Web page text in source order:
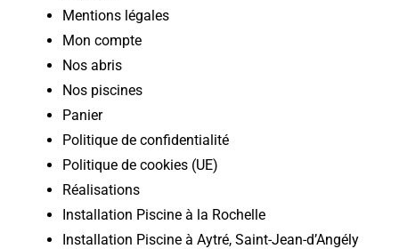
Mentions légales
Mon compte
Nos abris
Nos piscines
Panier
Politique de confidentialité
Politique de cookies (UE)
Réalisations
Installation Piscine à la Rochelle
Installation Piscine à Aytré, Saint-Jean-d’Angély